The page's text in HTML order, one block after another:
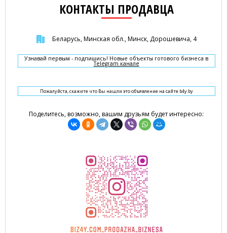
КОНТАКТЫ ПРОДАВЦА
Беларусь, Минская обл., Минск, Дорошевича, 4
Узнавай первым - подпишись! Новые объекты готового бизнеса в
Telegram канале
Пожалуйста, скажите что Вы нашли это объявление на сайте b4y.by
Поделитесь, возможно, вашим друзьям будет интересно: